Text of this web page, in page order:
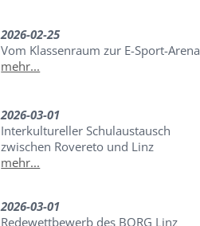
2026-02-25
Vom Klassenraum zur E-Sport-Arena
mehr...
2026-03-01
Interkultureller Schulaustausch
zwischen Rovereto und Linz
mehr...
2026-03-01
Redewettbewerb des BORG Linz